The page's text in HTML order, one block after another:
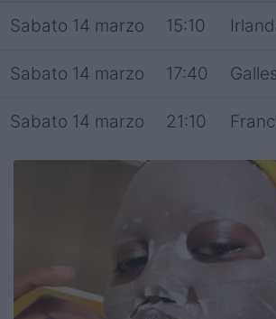
Sabato 14 marzo 15:10
Sabato 14 marzo 17:40
Sabato 14 marzo 21:10